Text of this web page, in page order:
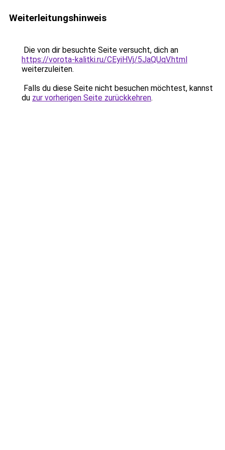
Weiterleitungshinweis
Die von dir besuchte Seite versucht, dich an
https://vorota-kalitki.ru/CEyiHVj/5JaQUqV.html
weiterzuleiten.
Falls du diese Seite nicht besuchen möchtest, kannst
du zur vorherigen Seite zurückkehren.